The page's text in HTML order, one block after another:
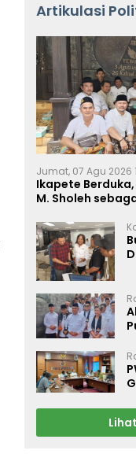
Artikulasi
Jumat, 07 Agu 2026
Ikapete
M. Sholeh